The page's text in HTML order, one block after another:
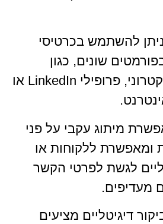
להשתמש בכרטיסי
שונים, כגון
חתימות דואר אלקטרוני, פרופילי LinkedIn או
מיתוג עקבי על פני
ומאפשרת ללקוחות או
לגשת לפרטי הקשר
מעדיפים.
דיגיטליים מציעים